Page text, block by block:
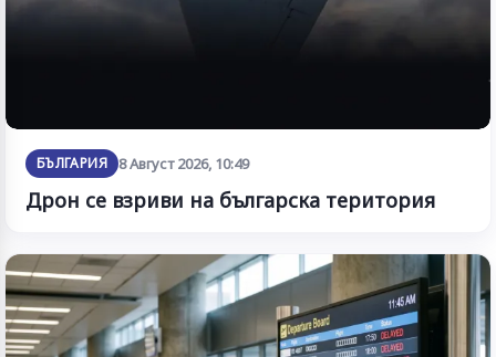
БЪЛГАРИЯ 8 Август 2026, 10:49
Дрон се взриви на българска територия